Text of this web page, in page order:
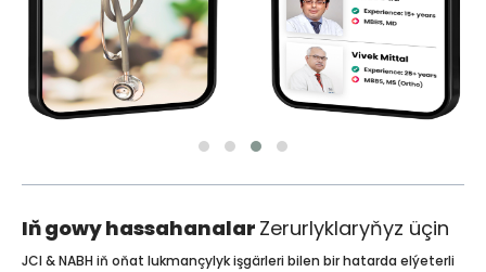
Iň gowy hassahanalar Zerurlyklaryňyz üçin
JCI & NABH iň oňat lukmançylyk işgärleri bilen bir hatarda elýeterli